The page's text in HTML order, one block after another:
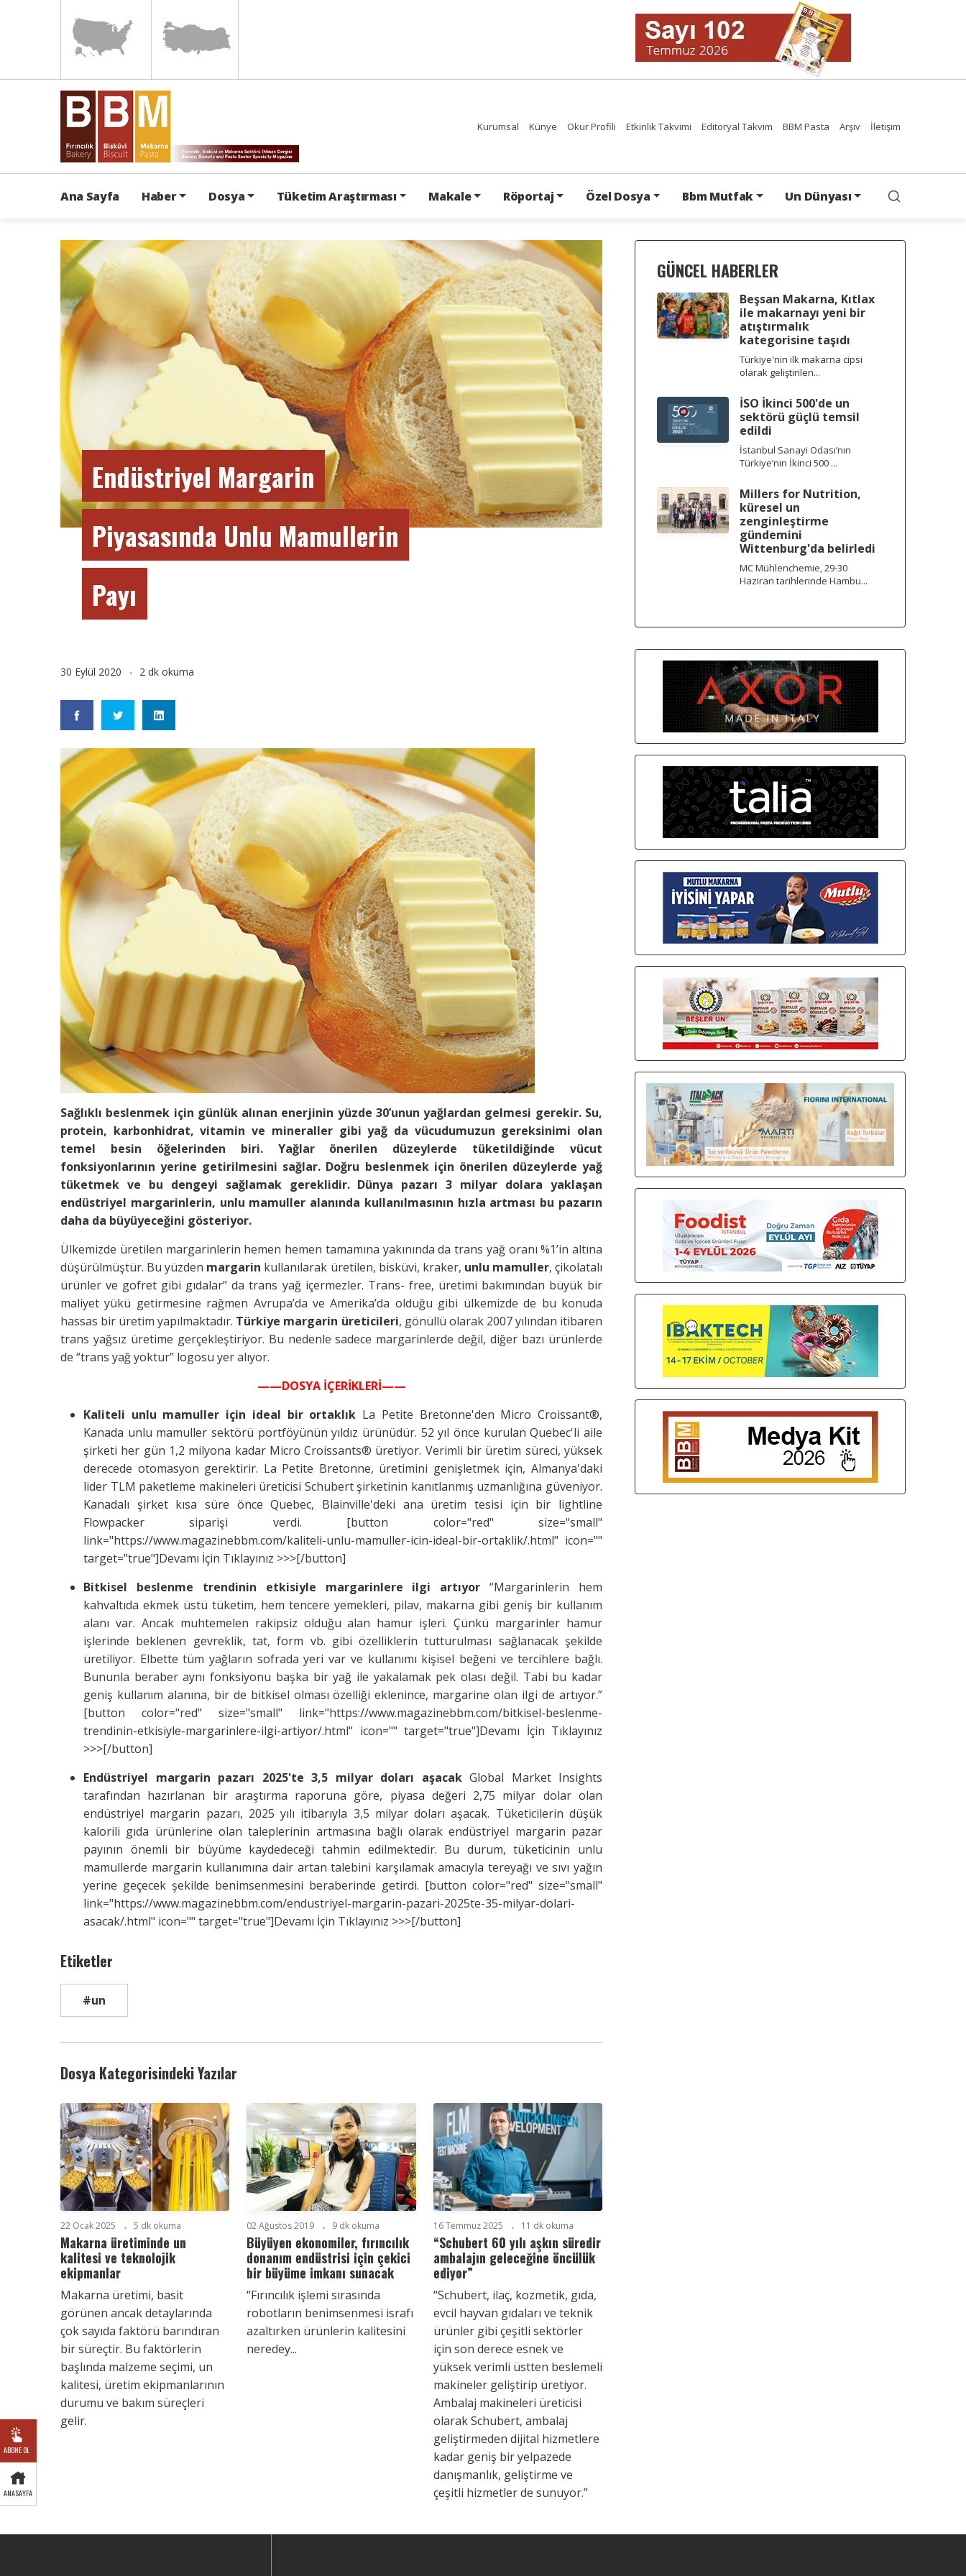
Kurumsal Künye Okur Profili Etkinlik Takvimi Editoryal Takvim BBM Pasta Arşiv İletişim
Ana Sayfa Haber Dosya Tüketim Araştırması Makale Röportaj Özel Dosya Bbm Mutfak Un Dünyası
ABONE OL
ANASAYFA
Endüstriyel Margarin
Piyasasında Unlu Mamullerin
Payı
30 Eylül 2020 2 dk okuma
Sağlıklı beslenmek için günlük alınan enerjinin yüzde 30’unun yağlardan gelmesi gerekir. Su,
protein, karbonhidrat, vitamin ve mineraller gibi yağ da vücudumuzun gereksinimi olan
temel besin öğelerinden biri. Yağlar önerilen düzeylerde tüketildiğinde vücut
fonksiyonlarının yerine getirilmesini sağlar. Doğru beslenmek için önerilen düzeylerde yağ
tüketmek ve bu dengeyi sağlamak gereklidir. Dünya pazarı 3 milyar dolara yaklaşan
endüstriyel margarinlerin, unlu mamuller alanında kullanılmasının hızla artması bu pazarın
daha da büyüyeceğini gösteriyor.
Ülkemizde üretilen margarinlerin hemen hemen tamamına yakınında da trans yağ oranı %1’in altına
düşürülmüştür. Bu yüzden margarin kullanılarak üretilen, bisküvi, kraker, unlu mamuller, çikolatalı
ürünler ve gofret gibi gıdalar” da trans yağ içermezler. Trans- free, üretimi bakımından büyük bir
maliyet yükü getirmesine rağmen Avrupa’da ve Amerika’da olduğu gibi ülkemizde de bu konuda
hassas bir üretim yapılmaktadır. Türkiye margarin üreticileri, gönüllü olarak 2007 yılından itibaren
trans yağsız üretime gerçekleştiriyor. Bu nedenle sadece margarinlerde değil, diğer bazı ürünlerde
de “trans yağ yoktur” logosu yer alıyor.
——DOSYA İÇERİKLERİ——
Kaliteli unlu mamuller için ideal bir ortaklık La Petite Bretonne'den Micro Croissant®,
Kanada unlu mamuller sektörü portföyünün yıldız ürünüdür. 52 yıl önce kurulan Quebec'li aile
şirketi her gün 1,2 milyona kadar Micro Croissants® üretiyor. Verimli bir üretim süreci, yüksek
derecede otomasyon gerektirir. La Petite Bretonne, üretimini genişletmek için, Almanya'daki
lider TLM paketleme makineleri üreticisi Schubert şirketinin kanıtlanmış uzmanlığına güveniyor.
Kanadalı şirket kısa süre önce Quebec, Blainville'deki ana üretim tesisi için bir lightline
Flowpacker siparişi verdi. [button color="red" size="small"
link="https://www.magazinebbm.com/kaliteli-unlu-mamuller-icin-ideal-bir-ortaklik/.html" icon=""
target="true"]Devamı İçin Tıklayınız >>>[/button]
Bitkisel beslenme trendinin etkisiyle margarinlere ilgi artıyor “Margarinlerin hem
kahvaltıda ekmek üstü tüketim, hem tencere yemekleri, pilav, makarna gibi geniş bir kullanım
alanı var. Ancak muhtemelen rakipsiz olduğu alan hamur işleri. Çünkü margarinler hamur
işlerinde beklenen gevreklik, tat, form vb. gibi özelliklerin tutturulması sağlanacak şekilde
üretiliyor. Elbette tüm yağların sofrada yeri var ve kullanımı kişisel beğeni ve tercihlere bağlı.
Bununla beraber aynı fonksiyonu başka bir yağ ile yakalamak pek olası değil. Tabi bu kadar
geniş kullanım alanına, bir de bitkisel olması özelliği eklenince, margarine olan ilgi de artıyor.”
[button color="red" size="small" link="https://www.magazinebbm.com/bitkisel-beslenme-
trendinin-etkisiyle-margarinlere-ilgi-artiyor/.html" icon="" target="true"]Devamı İçin Tıklayınız
>>>[/button]
Endüstriyel margarin pazarı 2025'te 3,5 milyar doları aşacakGlobal Market Insights
tarafından hazırlanan bir araştırma raporuna göre, piyasa değeri 2,75 milyar dolar olan
endüstriyel margarin pazarı, 2025 yılı itibarıyla 3,5 milyar doları aşacak. Tüketicilerin düşük
kalorili gıda ürünlerine olan taleplerinin artmasına bağlı olarak endüstriyel margarin pazar
payının önemli bir büyüme kaydedeceği tahmin edilmektedir. Bu durum, tüketicinin unlu
mamullerde margarin kullanımına dair artan talebini karşılamak amacıyla tereyağı ve sıvı yağın
yerine geçecek şekilde benimsenmesini beraberinde getirdi. [button color="red" size="small"
link="https://www.magazinebbm.com/endustriyel-margarin-pazari-2025te-35-milyar-dolari-
asacak/.html" icon="" target="true"]Devamı İçin Tıklayınız >>>[/button]
Etiketler
#un
Dosya Kategorisindeki Yazılar
22 Ocak 2025 5 dk okuma
Makarna üretiminde un
kalitesi ve teknolojik
ekipmanlar
Makarna üretimi, basit
görünen ancak detaylarında
çok sayıda faktörü barındıran
bir süreçtir. Bu faktörlerin
başlında malzeme seçimi, un
kalitesi, üretim ekipmanlarının
durumu ve bakım süreçleri
gelir.
02 Ağustos 2019 9 dk okuma
Büyüyen ekonomiler, fırıncılık
donanım endüstrisi için çekici
bir büyüme imkanı sunacak
“Fırıncılık işlemi sırasında
robotların benimsenmesi israfı
azaltırken ürünlerin kalitesini
neredey...
16 Temmuz 2025 11 dk okuma
“Schubert 60 yılı aşkın süredir
ambalajın geleceğine öncülük
ediyor”
“Schubert, ilaç, kozmetik, gıda,
evcil hayvan gıdaları ve teknik
ürünler gibi çeşitli sektörler
için son derece esnek ve
yüksek verimli üstten beslemeli
makineler geliştirip üretiyor.
Ambalaj makineleri üreticisi
olarak Schubert, ambalaj
geliştirmeden dijital hizmetlere
kadar geniş bir yelpazede
danışmanlık, geliştirme ve
çeşitli hizmetler de sunuyor.”
GÜNCEL HABERLER
Beşsan Makarna, Kıtlax
ile makarnayı yeni bir
atıştırmalık
kategorisine taşıdı
Türkiye'nin ilk makarna cipsi
olarak geliştirilen...
İSO İkinci 500'de un
sektörü güçlü temsil
edildi
İstanbul Sanayi Odası’nın
Türkiye’nin İkinci 500 ...
Millers for Nutrition,
küresel un
zenginleştirme
gündemini
Wittenburg'da belirledi
MC Mühlenchemie, 29-30
Haziran tarihlerinde Hambu...